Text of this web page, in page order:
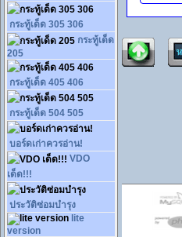
กระทู้เด็ด 305 306
กระทู้เด็ด
205
กระทู้เด็ด 405 406
กระทู้เด็ด 504 505
บอร์ดเก่าควรอ่าน!
VDO
เด็ด!!!
ประวัติซ่อมบำรุง
lite
version